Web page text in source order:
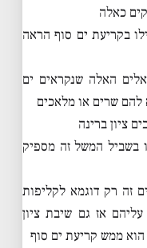
כאלה
בקריעת ים סוף הראה
האלה שנקראים ים
להם שרים או מלאכים
ציון ברינה
בשביל המשל זה מספיק
זה רק דוגמא לקליפות
אז גם שיבת ציון
ממש קריעת ים סוף